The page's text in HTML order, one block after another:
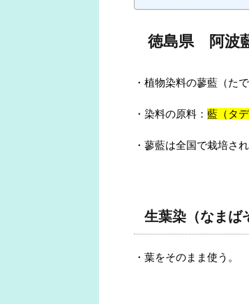
徳島県 阿波
・植物染料の蓼藍（た
・染料の原料： 藍（タデ
・蓼藍は全国で栽培さ
生葉染（なまば
・葉をそのまま使う。